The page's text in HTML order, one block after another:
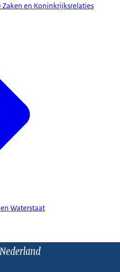
en Koninkrijksrelaties
Waterstaat